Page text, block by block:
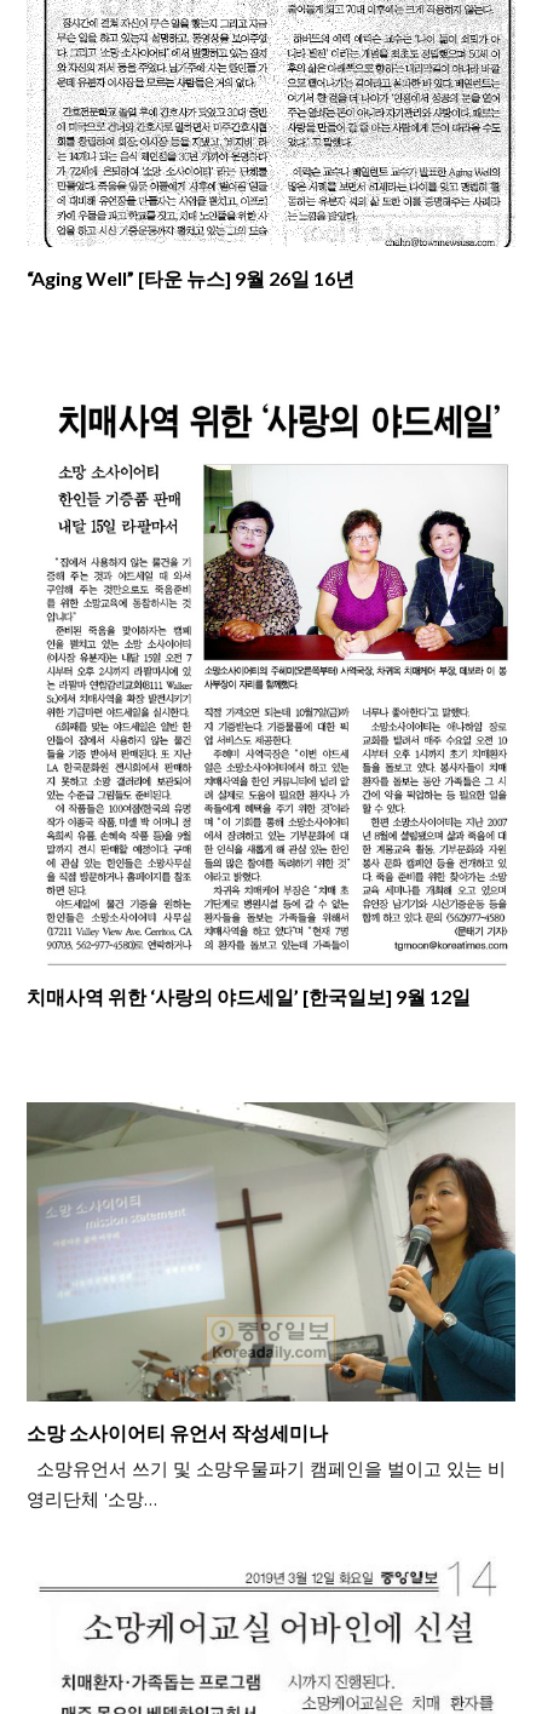
“Aging Well” [타운 뉴스] 9월 26일 16년
치매사역 위한 ‘사랑의 야드세일’ [한국일보] 9월 12일
소망 소사이어티 유언서 작성세미나
소망유언서 쓰기 및 소망우물파기 캠페인을 벌이고 있는 비
영리단체 '소망…